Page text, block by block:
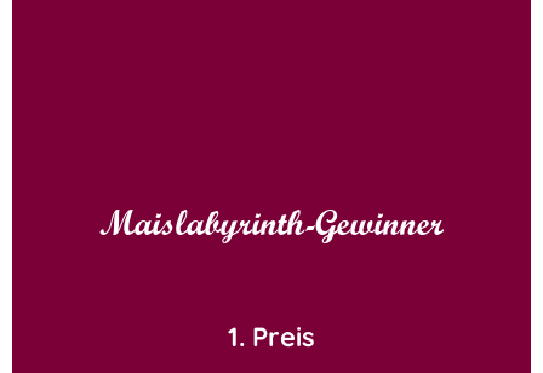
Maislabyrinth-Gewinner
1. Preis